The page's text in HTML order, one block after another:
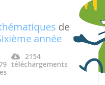
de
année
2154
téléchargements